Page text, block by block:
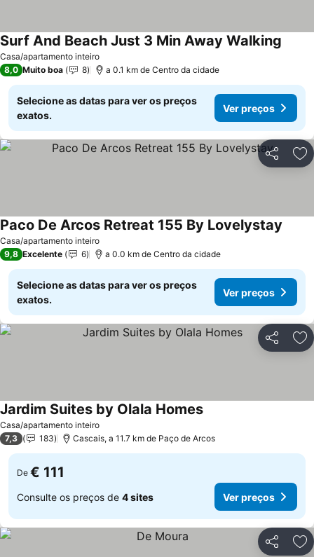
Casa/apartamento inteiro
Surf And Beach Just 3 Min Away Walking
8,0 Muito boa 8 a 0.1 km de Centro da cidade
Selecione as datas para ver os preços
exatos.
Ver preços
Partilhar
Casa/apartamento inteiro
Paco De Arcos Retreat 155 By Lovelystay
9,8 Excelente 6 a 0.0 km de Centro da cidade
Selecione as datas para ver os preços
exatos.
Ver preços
Partilhar
Casa/apartamento inteiro
Jardim Suites by Olala HomesVer preços
7,3 183 Cascais, a 11.7 km de Paço de Arcos
De € 111
Consulte os preços de 4 sites Ver preços
Partilhar